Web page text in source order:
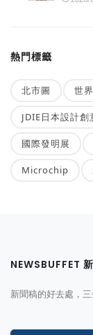
熱門標籤
北市圖 世
JDIE日本設計創
國際發明展
Microchip
NEWSBUFFET
新聞稿的好去處，